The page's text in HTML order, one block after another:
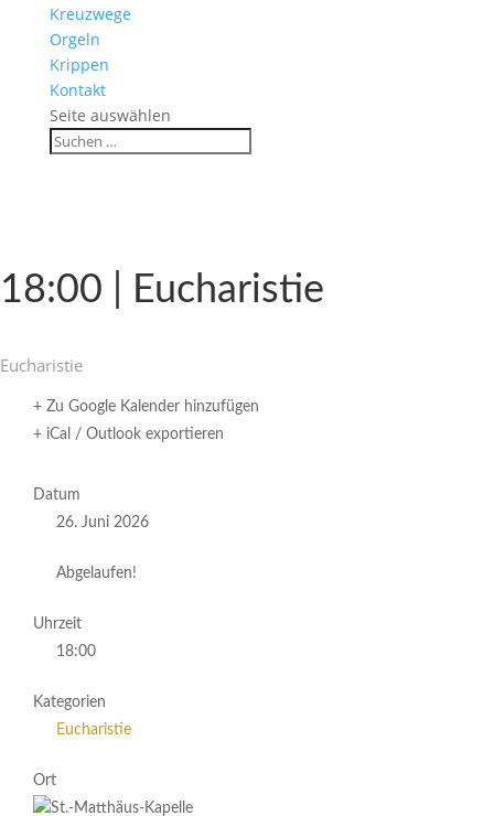
Kreuz­wege
Orgeln
Krippen
Kontakt
Seite auswählen
18:00 | Eucharistie
Eucha­ristie
+ Zu Google Kalender hinzufügen
+ iCal / Outlook exportieren
Datum
26. Juni 2026
Abgelaufen!
Uhrzeit
18:00
Kategorien
Eucharistie
Ort